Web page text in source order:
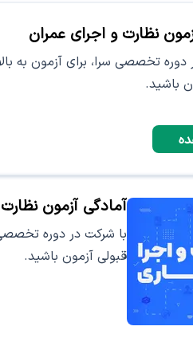
نظارت و اجرای عمران
دوره‌ تخصصی سرا، برای آزمون به
باشید.
آمادگی آزمون
با شرکت در دوره‌
قبولی آزمون باشید.